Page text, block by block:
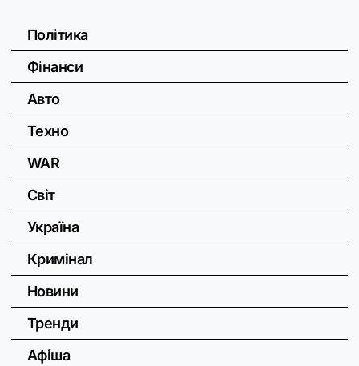
Політика
Фінанси
Авто
Техно
WAR
Світ
Україна
Кримінал
Новини
Тренди
Афіша